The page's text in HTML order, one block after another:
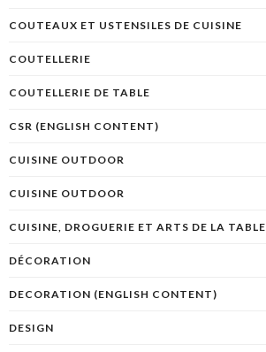
COUTEAUX ET USTENSILES DE CUISINE
COUTELLERIE
COUTELLERIE DE TABLE
CSR (ENGLISH CONTENT)
CUISINE OUTDOOR
CUISINE OUTDOOR
CUISINE, DROGUERIE ET ARTS DE LA TABLE
DÉCORATION
DECORATION (ENGLISH CONTENT)
DESIGN